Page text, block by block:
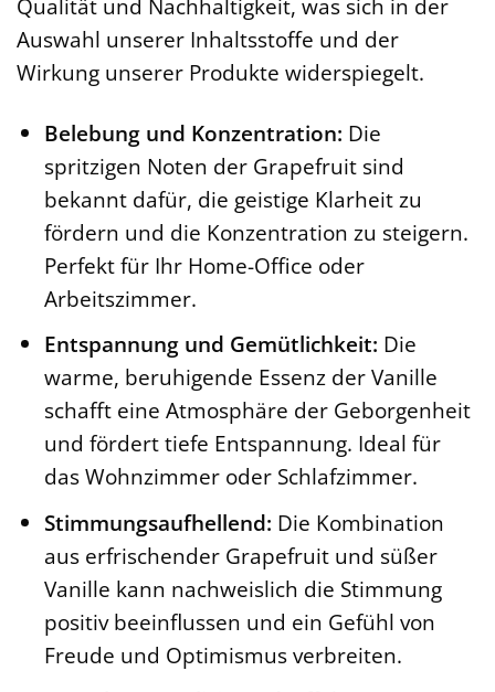
Qualität und Nachhaltigkeit, was sich in der
Auswahl unserer Inhaltsstoffe und der
Wirkung unserer Produkte widerspiegelt.
Belebung und Konzentration: Die
spritzigen Noten der Grapefruit sind
bekannt dafür, die geistige Klarheit zu
fördern und die Konzentration zu steigern.
Perfekt für Ihr Home-Office oder
Arbeitszimmer.
Entspannung und Gemütlichkeit: Die
warme, beruhigende Essenz der Vanille
schafft eine Atmosphäre der Geborgenheit
und fördert tiefe Entspannung. Ideal für
das Wohnzimmer oder Schlafzimmer.
Stimmungsaufhellend: Die Kombination
aus erfrischender Grapefruit und süßer
Vanille kann nachweislich die Stimmung
positiv beeinflussen und ein Gefühl von
Freude und Optimismus verbreiten.